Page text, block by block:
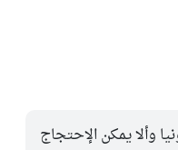
وألا يمكن الإحتجاج